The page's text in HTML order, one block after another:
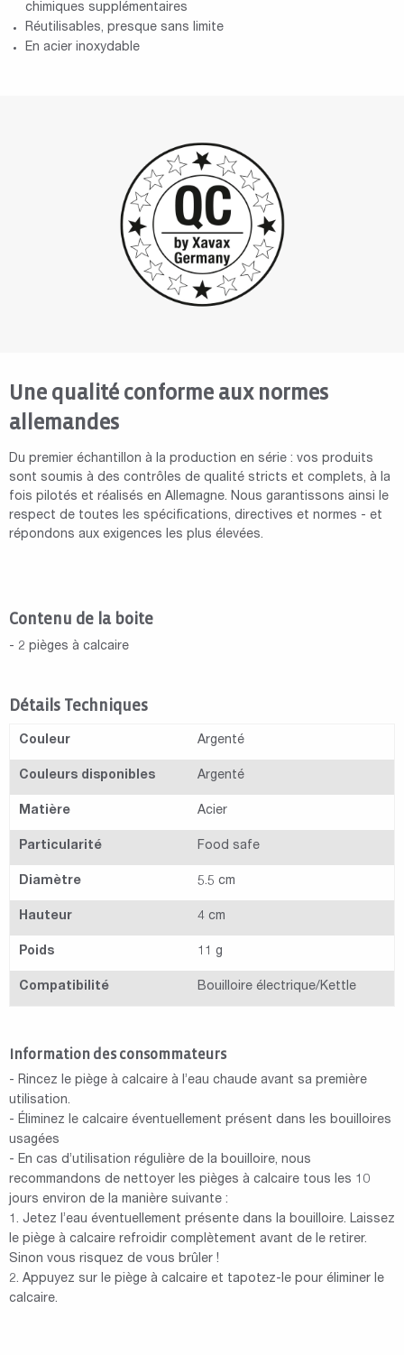
chimiques supplémentaires
Réutilisables, presque sans limite
En acier inoxydable
Une qualité conforme aux normes
allemandes
Du premier échantillon à la production en série : vos produits
sont soumis à des contrôles de qualité stricts et complets, à la
fois pilotés et réalisés en Allemagne. Nous garantissons ainsi le
respect de toutes les spécifications, directives et normes - et
répondons aux exigences les plus élevées.
Contenu de la boite
- 2 pièges à calcaire
Détails Techniques
Couleur Argenté
Couleurs disponibles Argenté
Matière Acier
Particularité Food safe
Diamètre 5.5 cm
Hauteur 4 cm
Poids 11 g
Compatibilité Bouilloire électrique/Kettle
Information des consommateurs
- Rincez le piège à calcaire à l’eau chaude avant sa première
utilisation.
- Éliminez le calcaire éventuellement présent dans les bouilloires
usagées
- En cas d’utilisation régulière de la bouilloire, nous
recommandons de nettoyer les pièges à calcaire tous les 10
jours environ de la manière suivante :
1. Jetez l’eau éventuellement présente dans la bouilloire. Laissez
le piège à calcaire refroidir complètement avant de le retirer.
Sinon vous risquez de vous brûler !
2. Appuyez sur le piège à calcaire et tapotez-le pour éliminer le
calcaire.